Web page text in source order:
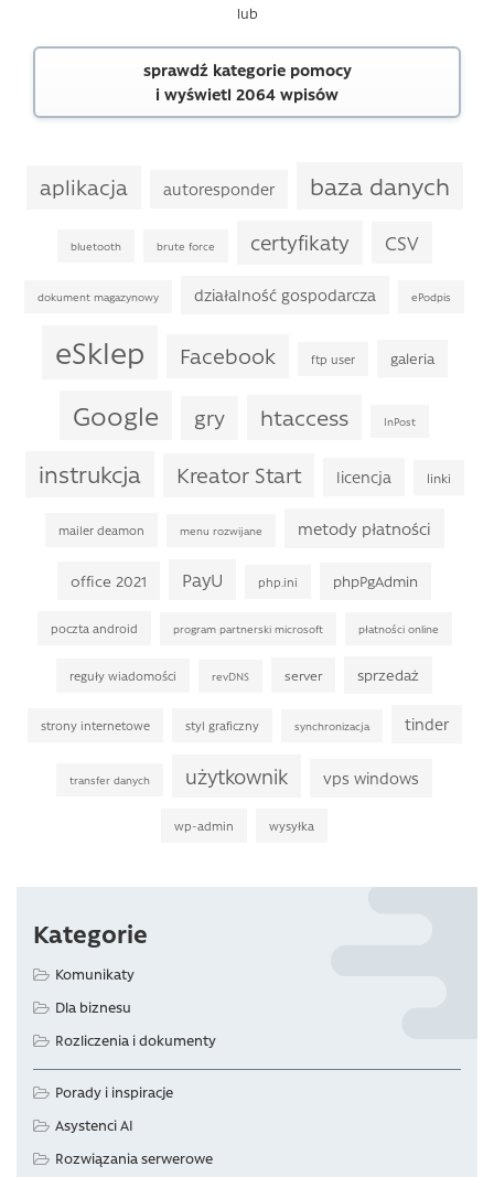
lub
sprawdź kategorie pomocy
i wyświetl 2064 wpisów
aplikacja autoresponder baza danych
bluetooth brute force certyfikaty CSV
dokument magazynowy działalność gospodarcza ePodpis
eSklep Facebook ftp user galeria
Google gry htaccess InPost
instrukcja Kreator Start licencja linki
mailer deamon menu rozwijane metody płatności
office 2021 PayU php.ini phpPgAdmin
poczta android program partnerski microsoft płatności online
reguły wiadomości revDNS server sprzedaż
strony internetowe styl graficzny synchronizacja tinder
transfer danych użytkownik vps windows
wp-admin wysyłka
Kategorie
Komunikaty
Dla biznesu
Rozliczenia i dokumenty
Porady i inspiracje
Asystenci AI
Rozwiązania serwerowe